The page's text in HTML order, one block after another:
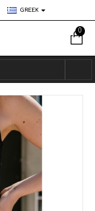
GREEK
0